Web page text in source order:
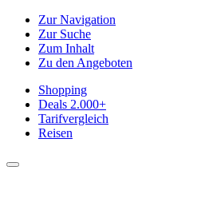
Zur Navigation
Zur Suche
Zum Inhalt
Zu den Angeboten
Shopping
Deals 2.000+
Tarifvergleich
Reisen